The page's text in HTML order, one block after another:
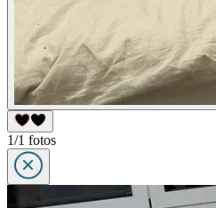
1/1 fotos